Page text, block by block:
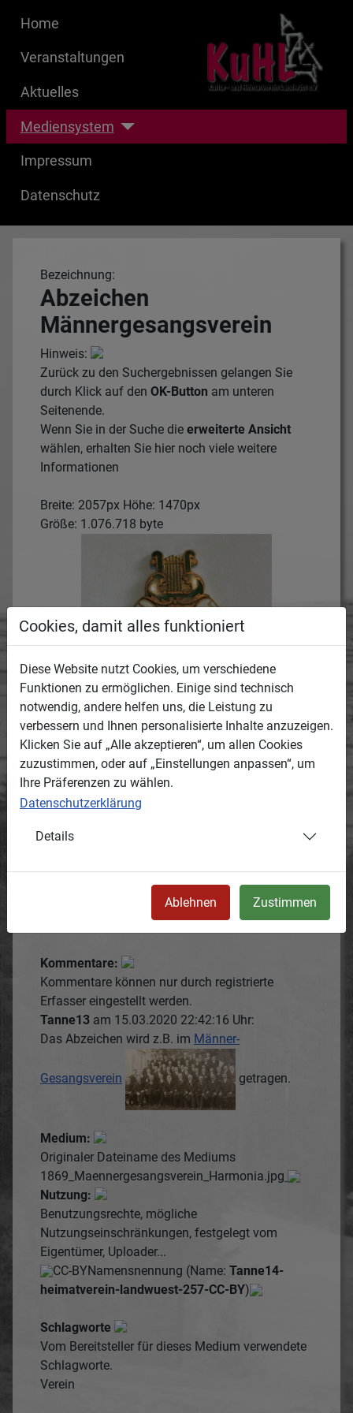
Home
Veranstaltungen
Aktuelles
Mediensystem
Impressum
Datenschutz
Bezeichnung:
Abzeichen
Männergesangsverein
Hinweis:
Zurück zu den Suchergebnissen gelangen Sie
durch Klick auf den OK-Button am unteren
Seitenende.
Wenn Sie in der Suche die erweiterte Ansicht
wählen, erhalten Sie hier noch viele weitere
Informationen
Breite: 2057px Höhe: 1470px
Größe: 1.076.718 byte
Hier wird das Medium näher beschrieben.
Abzeichen des Landwüster
Männergesangsvereines
Entstanden:
entstanden ist.
1869
Ort:
Ortsbeschreibung, wo das Medium entstanden
Kommentare:
Kommentare können nur durch registrierte
Erfasser eingestellt werden.
Tanne13 am 15.03.2020 22:42:16 Uhr:
Das Abzeichen wird z.B. im Männer-
Gesangsverein getragen.
Medium:
Originaler Dateiname des Mediums
1869_Maennergesangsverein_Harmonia.jpg
Nutzung:
Benutzungsrechte, mögliche
Nutzungseinschränkungen, festgelegt vom
Eigentümer, Uploader...
CC-BYNamensnennung (Name: Tanne14-
heimatverein-landwuest-257-CC-BY)
Schlagworte
Vom Bereitsteller für dieses Medium verwendete
Schlagworte.
Verein
Cookies, damit alles funktioniert
Diese Website nutzt Cookies, um verschiedene
Funktionen zu ermöglichen. Einige sind technisch
notwendig, andere helfen uns, die Leistung zu
verbessern und Ihnen personalisierte Inhalte anzuzeigen.
Klicken Sie auf „Alle akzeptieren“, um allen Cookies
zuzustimmen, oder auf „Einstellungen anpassen“, um
Ihre Präferenzen zu wählen.
Datenschutzerklärung
Details
Ablehnen Zustimmen